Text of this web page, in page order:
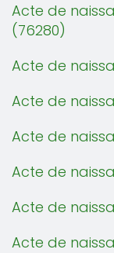
Acte de
(76280)
Acte de
Acte de
Acte de
Acte de
Acte de
Acte de